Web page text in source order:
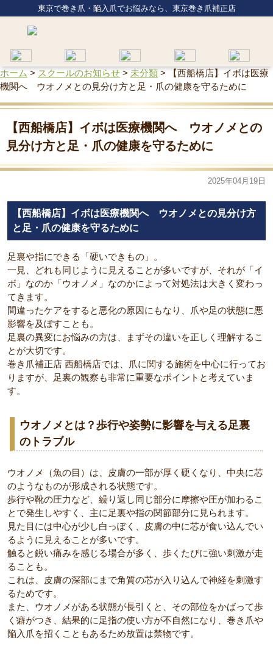
東京で巻き爪・陥入爪でお悩みなら、東京巻き爪補正店
ホーム > スクールのお知らせ > 未分類 >
【西船橋店】イボは医療
機関へ ウオノメとの見分け方と足・爪の健康を守るために
【西船橋店】イボは医療機関へ ウオノメとの
見分け方と足・爪の健康を守るために
2025年04月19日
【西船橋店】イボは医療機関へ ウオノメとの見分け方
と足・爪の健康を守るために
足裏や指にできる「硬いできもの」。
一見、どれも同じように見えることが多いですが、それが「イ
ボ」なのか「ウオノメ」なのかによって対処法は大きく変わっ
てきます。
間違ったケアをすると悪化の原因にもなり、爪や足の状態に悪
影響を及ぼすことも。
足裏の異変にお悩みの方は、まずその違いを正しく理解するこ
とが大切です。
巻き爪補正店 西船橋店では、爪に関する施術を中心に行ってお
りますが、足裏の観察も非常に重要なポイントと考えていま
す。
ウオノメとは？歩行や姿勢に影響を与える足裏
のトラブル
ウオノメ（魚の目）は、皮膚の一部が厚く硬くなり、中央に芯
のようなものが形成される状態です。
歩行や靴の圧力など、繰り返し同じ部分に摩擦や圧が加わるこ
とで発生しやすく、主に足裏や指の関節部分に見られます。
見た目には中心が少し白っぽく、皮膚の中に芯が食い込んでい
るように見えることが多いです。
触ると鋭い痛みを感じる場合が多く、歩くたびに強い刺激が走
ることも。
これは、皮膚の深部にまで角質の芯が入り込んで神経を刺激す
るためです。
また、ウオノメがある状態が長引くと、その部位をかばって歩
く癖がつき、結果的に足指の使い方が不自然になり、巻き爪や
陥入爪を招くこともあるため放置は禁物です。